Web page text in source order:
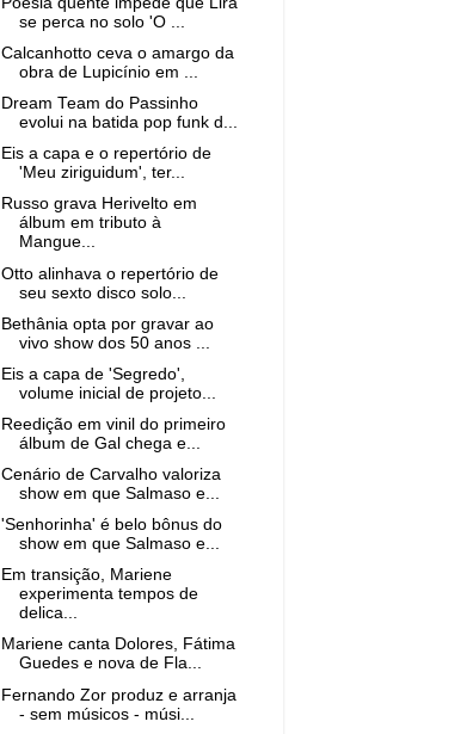
se perca no solo 'O ...
Calcanhotto ceva o amargo da
obra de Lupicínio em ...
Dream Team do Passinho
evolui na batida pop funk d...
Eis a capa e o repertório de
'Meu ziriguidum', ter...
Russo grava Herivelto em
álbum em tributo à
Mangue...
Otto alinhava o repertório de
seu sexto disco solo...
Bethânia opta por gravar ao
vivo show dos 50 anos ...
Eis a capa de 'Segredo',
volume inicial de projeto...
Reedição em vinil do primeiro
álbum de Gal chega e...
Cenário de Carvalho valoriza
show em que Salmaso e...
'Senhorinha' é belo bônus do
show em que Salmaso e...
Em transição, Mariene
experimenta tempos de
delica...
Mariene canta Dolores, Fátima
Guedes e nova de Fla...
Fernando Zor produz e arranja
- sem músicos - músi...